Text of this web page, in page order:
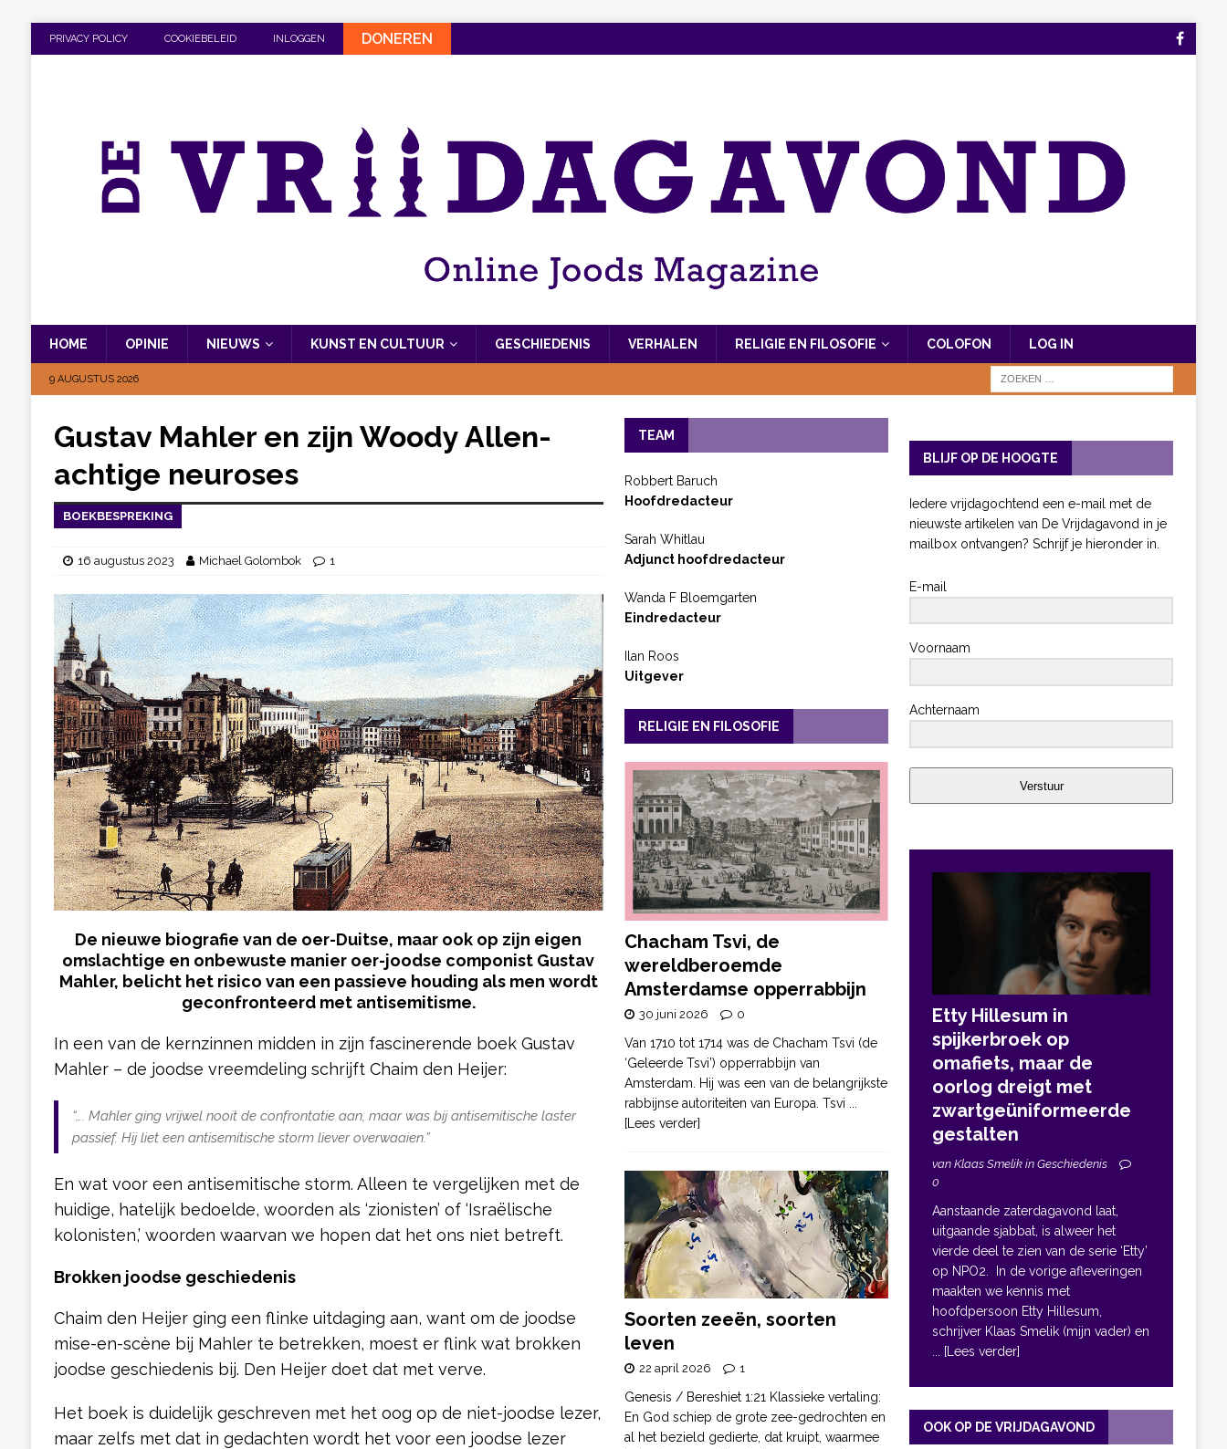
PRIVACY POLICY COOKIEBELEID INLOGGEN DONEREN
HOME OPINIE NIEUWS KUNST EN CULTUUR GESCHIEDENIS VERHALEN RELIGIE EN FILOSOFIE COLOFON LOG IN
9 AUGUSTUS 2026
Gustav Mahler en zijn Woody Allen-
achtige neuroses
BOEKBESPREKING
16 augustus 2023 Michael Golombok 1
De nieuwe biografie van de oer-Duitse, maar ook op zijn eigen
omslachtige en onbewuste manier oer-joodse componist Gustav
Mahler, belicht het risico van een passieve houding als men wordt
geconfronteerd met antisemitisme.
In een van de kernzinnen midden in zijn fascinerende boek Gustav
Mahler – de joodse vreemdeling schrijft Chaim den Heijer:
“…. Mahler ging vrijwel nooit de confrontatie aan, maar was bij antisemitische laster
passief. Hij liet een antisemitische storm liever overwaaien.”
En wat voor een antisemitische storm. Alleen te vergelijken met de
huidige, hatelijk bedoelde, woorden als ‘zionisten’ of ‘Israëlische
kolonisten,’ woorden waarvan we hopen dat het ons niet betreft.
Brokken joodse geschiedenis
Chaim den Heijer ging een flinke uitdaging aan, want om de joodse
mise-en-scène bij Mahler te betrekken, moest er flink wat brokken
joodse geschiedenis bij. Den Heijer doet dat met verve.
Het boek is duidelijk geschreven met het oog op de niet-joodse lezer,
maar zelfs met dat in gedachten wordt het voor een joodse lezer
TEAM
Robbert Baruch
Hoofdredacteur
Sarah Whitlau
Adjunct hoofdredacteur
Wanda F Bloemgarten
Eindredacteur
Ilan Roos
Uitgever
RELIGIE EN FILOSOFIE
Chacham Tsvi, de
wereldberoemde
Amsterdamse opperrabbijn
30 juni 2026 0
Van 1710 tot 1714 was de Chacham Tsvi (de
‘Geleerde Tsvi’) opperrabbijn van
Amsterdam. Hij was een van de belangrijkste
rabbijnse autoriteiten van Europa. Tsvi
[Lees verder]
Soorten zeeën, soorten
leven
22 april 2026 1
Genesis / Bereshiet 1:21 Klassieke vertaling:
En God schiep de grote zee-gedrochten en
al het bezield gedierte, dat kruipt, waarmee
BLIJF OP DE HOOGTE
Iedere vrijdagochtend een e-mail met de
nieuwste artikelen van De Vrijdagavond in je
mailbox ontvangen? Schrijf je hieronder in.
E-mail
Voornaam
Achternaam
Verstuur
Etty Hillesum in
spijkerbroek op
omafiets, maar de
oorlog dreigt met
zwartgeüniformeerde
gestalten
van Klaas Smelik in Geschiedenis
0
Aanstaande zaterdagavond laat,
uitgaande sjabbat, is alweer het
vierde deel te zien van de serie ‘Etty’
op NPO2. In de vorige afleveringen
maakten we kennis met
hoofdpersoon Etty Hillesum,
schrijver Klaas Smelik (mijn vader) en
... [Lees verder]
OOK OP DE VRIJDAGAVOND